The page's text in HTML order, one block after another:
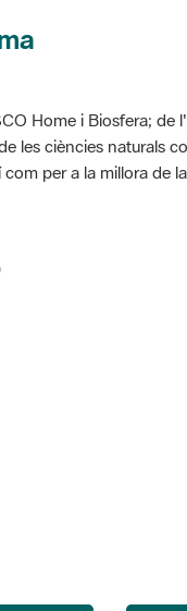
Home i Biosfera;
les ciències naturals
per a la millora de
La valoración media es